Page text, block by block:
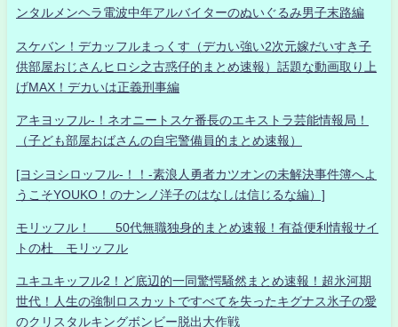
ンタルメンヘラ電波中年アルバイターのぬいぐるみ男子末路編
スケバン！デカッフルまっくす（デカい強い2次元嫁だいすき子
供部屋おじさんヒロシ之古惑仔的まとめ速報）話題な動画取り上
げMAX！デカいは正義刑事編
アキヨッフル-！ネオニートスケ番長のエキストラ芸能情報局！
（子ども部屋おばさんの自宅警備員的まとめ速報）
[ヨシヨシロッフル-！！-素浪人勇者カツオンの未解決事件簿へよ
うこそYOUKO！のナンノ洋子のはなしは信じるな編）]
モリッフル！ 50代無職独身的まとめ速報！有益便利情報サイ
トの杜 モリッフル
ユキユキッフル2！ど底辺的一同驚愕騒然まとめ速報！超氷河期
世代！人生の強制ロスカットですべてを失ったキグナス氷子の愛
のクリスタルキングボンビー脱出大作戦